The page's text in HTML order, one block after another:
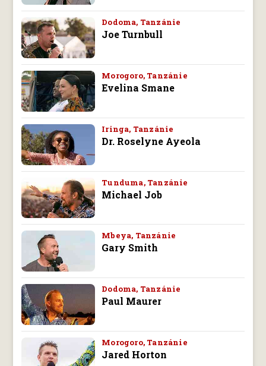
Dodoma, Tanzánie
Joe Turnbull
Morogoro, Tanzánie
Evelina Smane
Iringa, Tanzánie
Dr. Roselyne Ayeola
Tunduma, Tanzánie
Michael Job
Mbeya, Tanzánie
Gary Smith
Dodoma, Tanzánie
Paul Maurer
Morogoro, Tanzánie
Jared Horton